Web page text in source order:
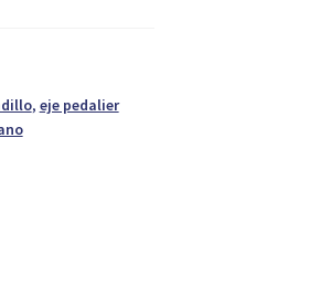
, eje pedalier